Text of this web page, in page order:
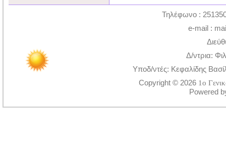
Τηλέφωνο :
e-mail :
Δ/ντρια:
Υποδ/ντές: Κεφαλίδης
Copyright © 2026 1ο
Powered